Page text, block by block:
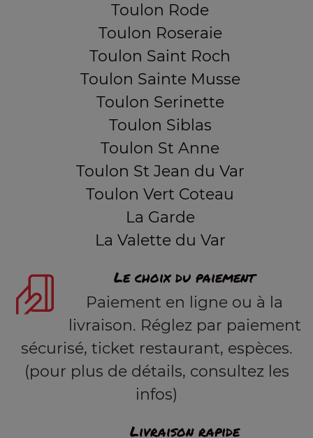
Toulon Rode
Toulon Roseraie
Toulon Saint Roch
Toulon Sainte Musse
Toulon Serinette
Toulon Siblas
Toulon St Anne
Toulon St Jean du Var
Toulon Vert Coteau
La Garde
La Valette du Var
Le choix du paiement
Paiement en ligne ou à la
livraison. Réglez par paiement
sécurisé, ticket restaurant, espèces.
(pour plus de détails, consultez les
infos)
Livraison rapide